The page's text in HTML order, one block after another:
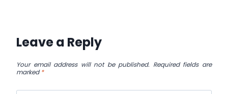
Leave a Reply
Your email address will not be published. Required fields are
marked*